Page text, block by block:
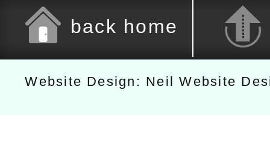
back home
Website Design: Neil Website